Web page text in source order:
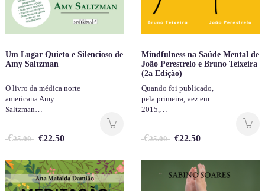
Um Lugar Quieto e Silencioso de
Amy Saltzman
O livro da médica norte
americana Amy
Saltzman…
€25.00 €22.50
Mindfulness na Saúde Mental de
João Perestrelo e Bruno Teixeira
(2a Edição)
Quando foi publicado,
pela primeira, vez em
2015,…
€25.00 €22.50